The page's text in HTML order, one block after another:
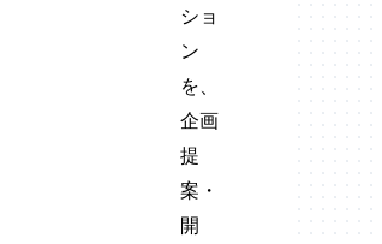
ショ
ン
を、
企画
提
案・
開